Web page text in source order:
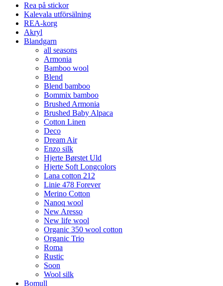
Rea på stickor
Kalevala utförsälning
REA-korg
Akryl
Blandgarn
all seasons
Armonia
Bamboo wool
Blend
Blend bamboo
Bommix bamboo
Brushed Armonia
Brushed Baby Alpaca
Cotton Linen
Deco
Dream Air
Enzo silk
Hjerte Børstet Uld
Hjerte Soft Longcolors
Lana cotton 212
Linie 478 Forever
Merino Cotton
Nanoq wool
New Aresso
New life wool
Organic 350 wool cotton
Organic Trio
Roma
Rustic
Soon
Wool silk
Bomull